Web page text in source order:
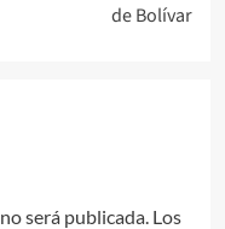
de Bolívar
será publicada. Los